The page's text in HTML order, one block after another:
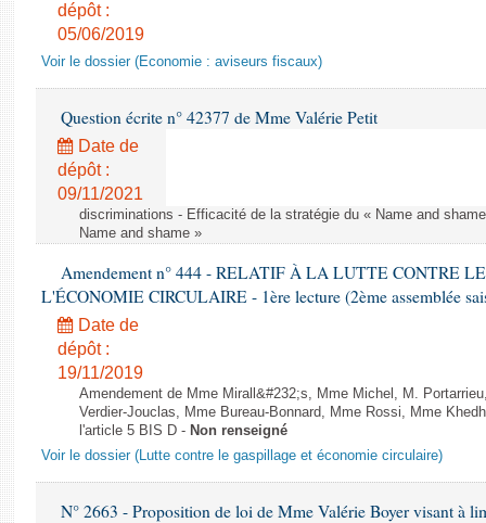
dépôt :
05/06/2019
Voir le dossier (Economie : aviseurs fiscaux)
Question écrite n° 42377 de Mme Valérie Petit
Date de
dépôt :
09/11/2021
discriminations - Efficacité de la stratégie du « Name and
Name and shame »
Amendement n° 444 - RELATIF À LA LUTTE CONTRE
L'ÉCONOMIE CIRCULAIRE - 1ère lecture (2ème assemblée
Date de
dépôt :
19/11/2019
Amendement de Mme Mirall&#232;s, Mme Michel, M.
Verdier-Jouclas, Mme Bureau-Bonnard, Mme Rossi, Mme
l'article 5 BIS D - Non renseigné
Voir le dossier (Lutte contre le gaspillage et économie circulaire)
N° 2663 - Proposition de loi de Mme Valérie Boyer visant à